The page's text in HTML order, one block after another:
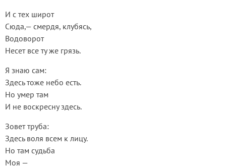
И с тех широт
Сюда,— смердя, клубясь,
Водоворот
Несет все ту же грязь.
Я знаю сам:
Здесь тоже небо есть.
Но умер там
И не воскресну здесь.
Зовет труба:
Здесь воля всем к лицу.
Но там судьба
Моя —